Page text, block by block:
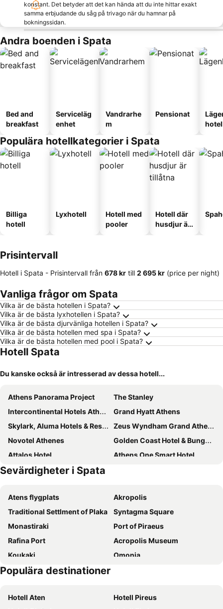
konstant. Det betyder att det kan hända att du inte hittar exakt
samma erbjudande du såg på trivago när du hamnar på
bokningssidan.
Andra boenden i Spata
Bed and
breakfast
Serviceläg
enhet
Vandrarhe
m
Pensionat
Populära hotellkategorier i Spata
Billiga
hotell
Lyxhotell
Hotell med
pooler
Hotell där
husdjur är
Prisintervall
Hotell i Spata - Prisintervall från ‎678 kr till ‎2 695 kr (price per night)
Vanliga frågor om Spata
Vilka är de bästa hotellen i Spata?
Vilka är de bästa lyxhotellen i Spata?
Vilka är de bästa djurvänliga hotellen i Spata?
Vilka är de bästa hotellen med spa i Spata?
Vilka är de bästa hotellen med pool i Spata?
Hotell Spata
Du kanske också är intresserad av dessa hotell...
Athens Panorama Project
The Stanley
Intercontinental Hotels Athenaeum Athens By Ihg
Grand Hyatt Athens
Skylark, Aluma Hotels & Resorts
Zeus Wyndham Grand Athens
Novotel Athenes
Golden Coast Hotel & Bungalows
Attalos Hotel
Athens One Smart Hotel
Casual Kubic Athens
Titania Hotel
Sparta Team Hotel
Art Hotel Athens
Dolce by Wyndham Athens Attica Riviera
Palmyra Beach Hotel
Hotel Avra by Smile hotels - Free Airport Shuttle
Royal Olympic Hotel
Acropolis Hill Hotel
Poseidon Athens Hotel
Herodion Hotel
Airotel Alexandros
Glyfada Riviera Hotel
Alassia Hotel
Sevärdigheter i Spata
Atens flygplats
Akropolis
Traditional Settlment of Plaka
Syntagma Square
Monastiraki
Port of Piraeus
Rafina Port
Acropolis Museum
Koukaki
Omonia
Athens
Lavrio Port
Marina Glyfadas
Populära destinationer
Hotell Aten
Hotell Pireus